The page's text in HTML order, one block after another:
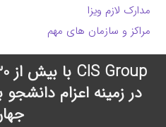
مدارک لازم ویزا
مراکز و سازمان های مهم
در زمینه اعزام